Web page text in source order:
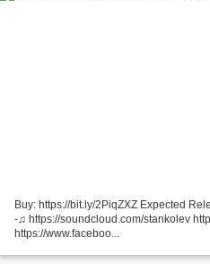
Buy: https://bit.ly/2PiqZXZ Expected
-♫ https://soundcloud.com/stankolev
https://www.faceboo...